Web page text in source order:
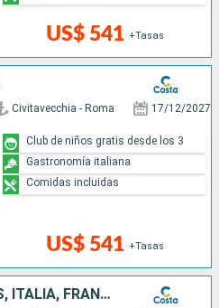
US$ 541 +Tasas
Civitavecchia - Roma 17/12/2027
US$ 541 +Tasas
Club de niños gratis desde los 3
Gastronomía italiana
Comidas incluidas
ESPAÑA, ISLAS BALEARES, ITALIA, FRANCIA